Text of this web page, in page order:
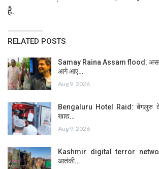
है.
RELATED POSTS
Samay Raina Assam flood: असम
आगे आए…
Aug 9, 2026
Bengaluru Hotel Raid: बेंगलुरु के
खाद्य…
Aug 9, 2026
Kashmir digital terror
आतंकी…